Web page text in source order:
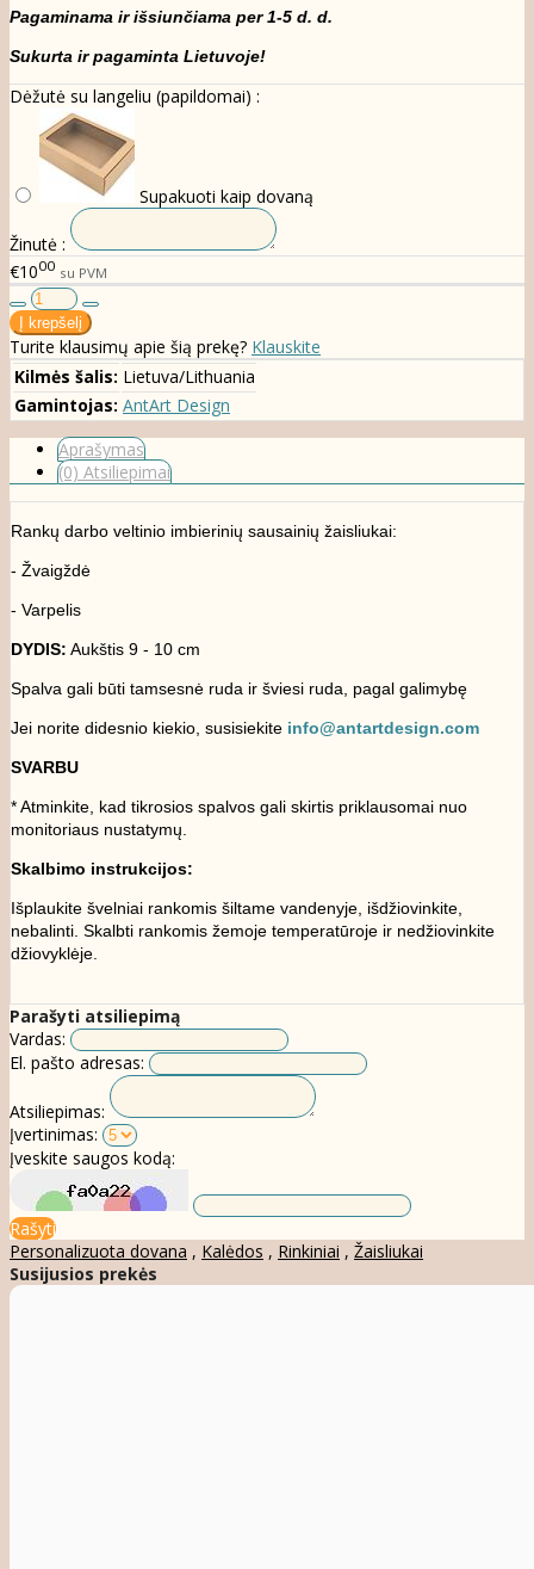
Pagaminama ir išsiunčiama per 1-5 d. d.
Sukurta ir pagaminta Lietuvoje!
Dėžutė su langeliu (papildomai) :
Supakuoti kaip dovaną
Žinutė :
€1000 su PVM
Turite klausimų apie šią prekę? Klauskite
Kilmės šalis: Lietuva/Lithuania
Gamintojas: AntArt Design
Aprašymas
(0) Atsiliepimai
Rankų darbo veltinio imbierinių sausainių žaisliukai:
- Žvaigždė
- Varpelis
DYDIS: Aukštis 9 - 10 cm
Spalva gali būti tamsesnė ruda ir šviesi ruda, pagal galimybę
Jei norite didesnio kiekio, susisiekite info@antartdesign.com
SVARBU
* Atminkite, kad tikrosios spalvos gali skirtis priklausomai nuo
monitoriaus nustatymų.
Skalbimo instrukcijos:
Išplaukite švelniai rankomis šiltame vandenyje, išdžiovinkite,
nebalinti. Skalbti rankomis žemoje temperatūroje ir nedžiovinkite
džiovyklėje.
Parašyti atsiliepimą
Vardas:
El. pašto adresas:
Atsiliepimas:
Įvertinimas:
Įveskite saugos kodą:
Rašyti
Personalizuota dovana , Kalėdos , Rinkiniai , Žaisliukai
Susijusios prekės